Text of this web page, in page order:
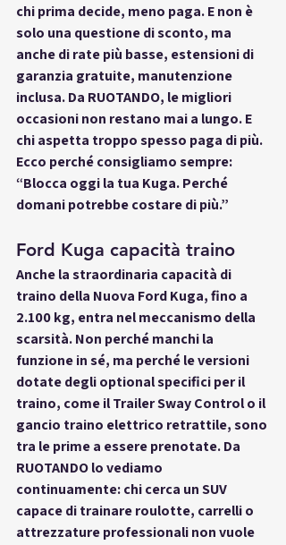
chi prima decide, meno paga. E non è
solo una questione di sconto, ma
anche di rate più basse, estensioni di
garanzia gratuite, manutenzione
inclusa. Da RUOTANDO, le migliori
occasioni non restano mai a lungo. E
chi aspetta troppo spesso paga di più.
Ecco perché consigliamo sempre:
“Blocca oggi la tua Kuga. Perché
domani potrebbe costare di più.”
Ford Kuga capacità traino
Anche la straordinaria capacità di
traino della Nuova Ford Kuga, fino a
2.100 kg, entra nel meccanismo della
scarsità. Non perché manchi la
funzione in sé, ma perché le versioni
dotate degli optional specifici per il
traino, come il Trailer Sway Control o il
gancio traino elettrico retrattile, sono
tra le prime a essere prenotate. Da
RUOTANDO lo vediamo
continuamente: chi cerca un SUV
capace di trainare roulotte, carrelli o
attrezzature professionali non vuole